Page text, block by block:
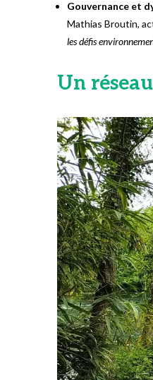
Gouvernance et
Mathias Broutin,
les défis
Un